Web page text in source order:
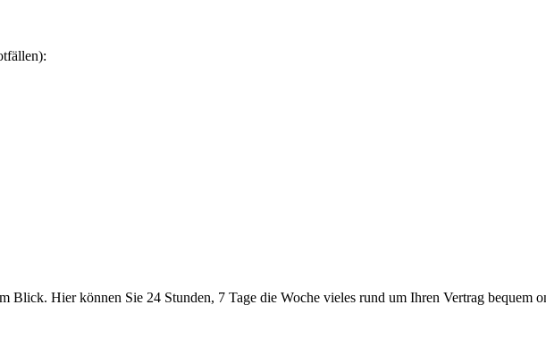
Blick. Hier können Sie 24 Stunden, 7 Tage die Woche vieles rund um Ihren Vertrag bequem